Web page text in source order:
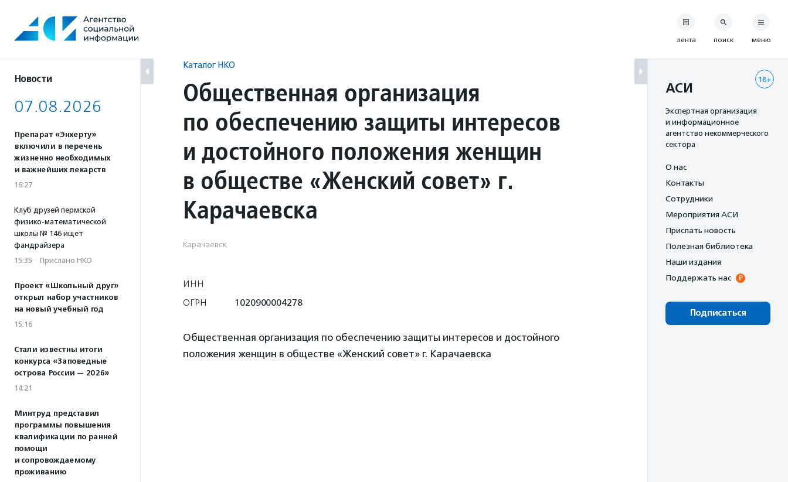
содержанию
Новости
07.08.2026
Препарат «Энхерту»
включили в перечень
жизненно необходимых
и важнейших лекарств
16:27
Клуб друзей пермской
физико-математической
школы № 146 ищет
фандрайзера
15:35 · Прислано НКО
Проект «Школьный друг»
открыл набор участников
на новый учебный год
15:16
Стали известны итоги
конкурса «Заповедные
острова России — 2026»
14:21
Минтруд представил
программы повышения
квалификации по ранней
помощи
и сопровождаемому
проживанию
Каталог НКО
Общественная организация
по обеспечению защиты интересов
и достойного положения женщин
в обществе «Женский совет» г.
Карачаевска
Карачаевск
ИНН
ОГРН
1020900004278
Общественная организация по обеспечению защиты интересов и достойного
положения женщин в обществе «Женский совет» г. Карачаевска
лента поиск меню
18+
АСИ
Экспертная организация
и информационное
агентство некоммерческого
сектора
О нас
Контакты
Сотрудники
Мероприятия АСИ
Прислать новость
Полезная библиотека
Наши издания
Поддержать нас
Подписаться